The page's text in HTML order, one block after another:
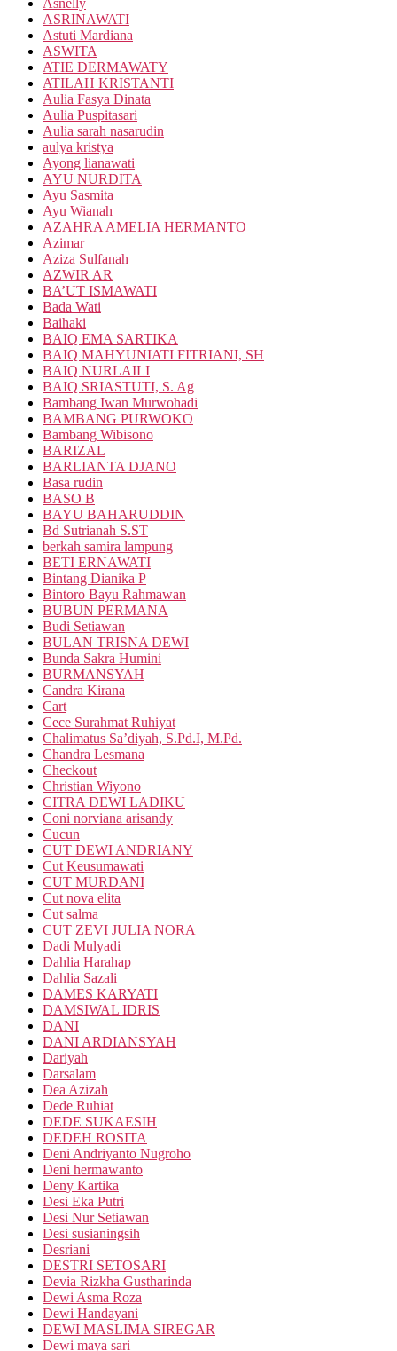
Asnelly
ASRINAWATI
Astuti Mardiana
ASWITA
ATIE DERMAWATY
ATILAH KRISTANTI
Aulia Fasya Dinata
Aulia Puspitasari
Aulia sarah nasarudin
aulya kristya
Ayong lianawati
AYU NURDITA
Ayu Sasmita
Ayu Wianah
AZAHRA AMELIA HERMANTO
Azimar
Aziza Sulfanah
AZWIR AR
BA’UT ISMAWATI
Bada Wati
Baihaki
BAIQ EMA SARTIKA
BAIQ MAHYUNIATI FITRIANI, SH
BAIQ NURLAILI
BAIQ SRIASTUTI, S. Ag
Bambang Iwan Murwohadi
BAMBANG PURWOKO
Bambang Wibisono
BARIZAL
BARLIANTA DJANO
Basa rudin
BASO B
BAYU BAHARUDDIN
Bd Sutrianah S.ST
berkah samira lampung
BETI ERNAWATI
Bintang Dianika P
Bintoro Bayu Rahmawan
BUBUN PERMANA
Budi Setiawan
BULAN TRISNA DEWI
Bunda Sakra Humini
BURMANSYAH
Candra Kirana
Cart
Cece Surahmat Ruhiyat
Chalimatus Sa’diyah, S.Pd.I, M.Pd.
Chandra Lesmana
Checkout
Christian Wiyono
CITRA DEWI LADIKU
Coni norviana arisandy
Cucun
CUT DEWI ANDRIANY
Cut Keusumawati
CUT MURDANI
Cut nova elita
Cut salma
CUT ZEVI JULIA NORA
Dadi Mulyadi
Dahlia Harahap
Dahlia Sazali
DAMES KARYATI
DAMSIWAL IDRIS
DANI
DANI ARDIANSYAH
Dariyah
Darsalam
Dea Azizah
Dede Ruhiat
DEDE SUKAESIH
DEDEH ROSITA
Deni Andriyanto Nugroho
Deni hermawanto
Deny Kartika
Desi Eka Putri
Desi Nur Setiawan
Desi susianingsih
Desriani
DESTRI SETOSARI
Devia Rizkha Gustharinda
Dewi Asma Roza
Dewi Handayani
DEWI MASLIMA SIREGAR
Dewi maya sari